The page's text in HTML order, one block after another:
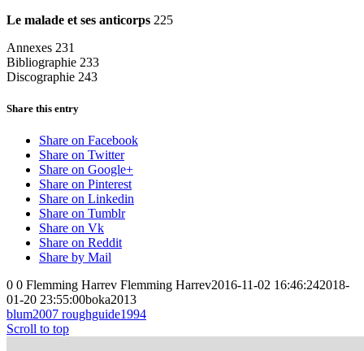
Le malade et ses anticorps 225
Annexes 231
Bibliographie 233
Discographie 243
Share this entry
Share on Facebook
Share on Twitter
Share on Google+
Share on Pinterest
Share on Linkedin
Share on Tumblr
Share on Vk
Share on Reddit
Share by Mail
0 0 Flemming Harrev Flemming Harrev2016-11-02 16:46:242018-
01-20 23:55:00boka2013
blum2007 roughguide1994
Scroll to top